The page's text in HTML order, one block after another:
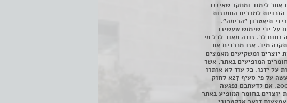
אתר לימוד ומחקר שאיננו
למרבית התמונות
תיאטרון "הבימה".
על ידי שימוש שעשינו
לב. נודה מאוד לכל מי
מיד. אנו מכבדים את
יוצרים ומשקיעים מאמצים
המופיעים באתר, אשר
על ידנו. כל עוד לא אותרו
בעלי הזכויות, השימוש נעשה על פי סעיף 27א לחוק
זכויות יוצרים תשס"ח-2007. אם לדעתכם נפגעה
יוצרים בחומר המופיע באתר